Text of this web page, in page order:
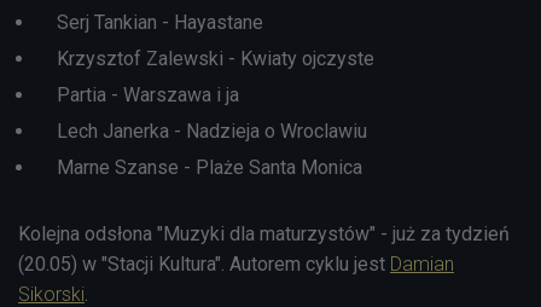
Serj Tankian - Hayastane
Krzysztof Zalewski - Kwiaty ojczyste
Partia - Warszawa i ja
Lech Janerka - Nadzieja o Wroclawiu
Marne Szanse - Plaże Santa Monica
Kolejna odsłona "Muzyki dla maturzystów" - już za tydzień
(20.05) w "Stacji Kultura". Autorem cyklu jest Damian
Sikorski